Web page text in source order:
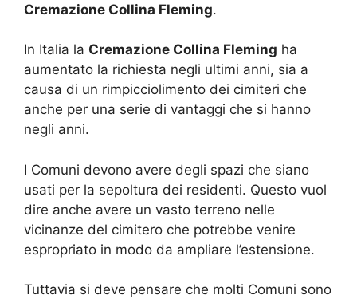
Cremazione Collina Fleming.
In Italia la Cremazione Collina Fleming ha
aumentato la richiesta negli ultimi anni, sia a
causa di un rimpicciolimento dei cimiteri che
anche per una serie di vantaggi che si hanno
negli anni.
I Comuni devono avere degli spazi che siano
usati per la sepoltura dei residenti. Questo vuol
dire anche avere un vasto terreno nelle
vicinanze del cimitero che potrebbe venire
espropriato in modo da ampliare l’estensione.
Tuttavia si deve pensare che molti Comuni sono